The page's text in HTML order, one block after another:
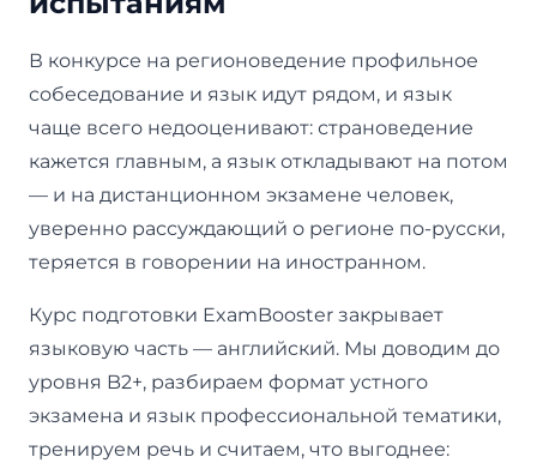
В конкурсе на регионоведение профильное
собеседование и язык идут рядом, и язык
чаще всего недооценивают: страноведение
кажется главным, а язык откладывают на потом
— и на дистанционном экзамене человек,
уверенно рассуждающий о регионе по-русски,
теряется в говорении на иностранном.
Курс подготовки ExamBooster закрывает
языковую часть — английский. Мы доводим до
уровня B2+, разбираем формат устного
экзамена и язык профессиональной тематики,
тренируем речь и считаем, что выгоднее: